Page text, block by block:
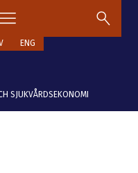
SJUKVÅRDSEKONOMI
ENG